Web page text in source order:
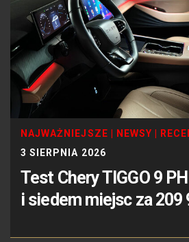
NAJWAŻNIEJSZE NEWSY
3 SIERPNIA 2026
Test Chery TIGGO 9
i siedem miejsc za 209